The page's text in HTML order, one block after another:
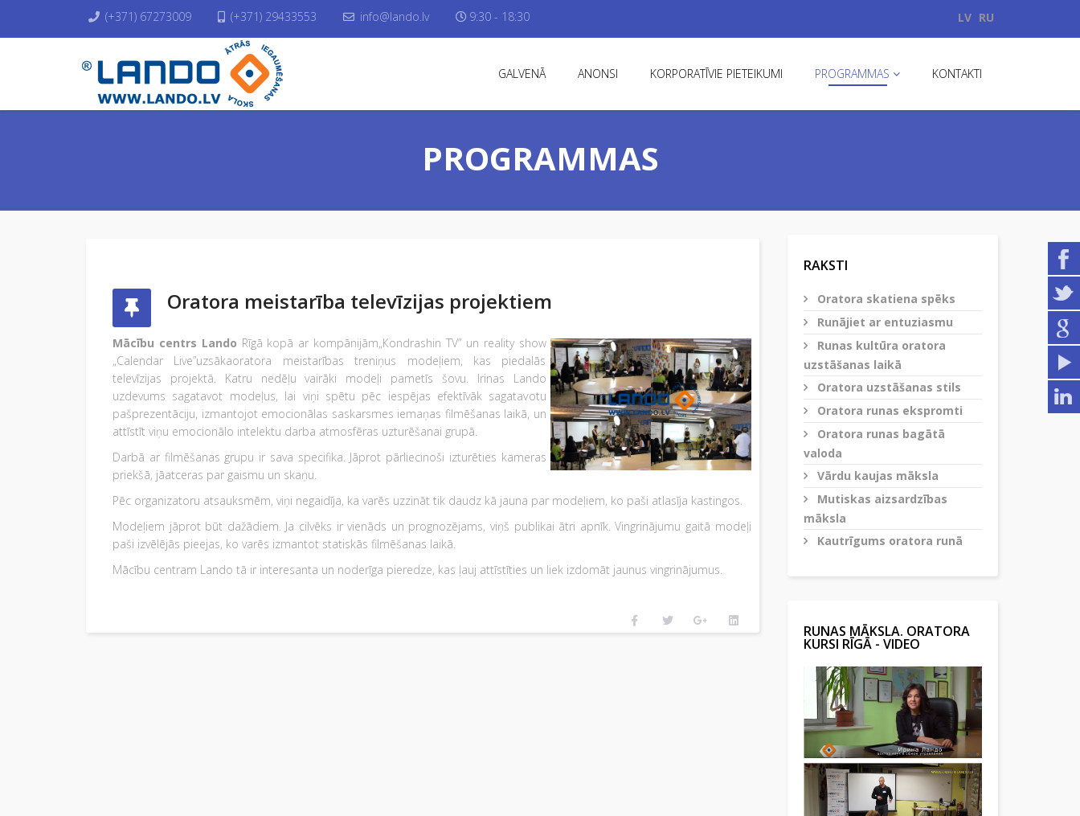
(+371) 67273009 (+371) 29433553 info@lando.lv 9:30 - 18:30 LV RU
GALVENĀ ANONSI KORPORATĪVIE PIETEIKUMI PROGRAMMAS KONTAKTI
PROGRAMMAS
Oratora meistarība televīzijas projektiem
Mācību centrs Lando Rīgā kopā ar kompānijām„Кondrashin TV” un reality show
„Calendar Live”uzsākaoratora meistarības treniņus modeļiem, kas piedalās
televīzijas projektā. Katru nedēļu vairāki modeļi pametīs šovu. Irinas Lando
uzdevums sagatavot modeļus, lai viņi spētu pēc iespējas efektīvāk sagatavotu
pašprezentāciju, izmantojot emocionālas saskarsmes iemaņas filmēšanas laikā, un
attīstīt viņu emocionālo intelektu darba atmosfēras uzturēšanai grupā.
Darbā ar filmēšanas grupu ir sava specifika. Jāprot pārliecinoši izturēties kameras
priekšā, jāatceras par gaismu un skaņu.
Pēc organizatoru atsauksmēm, viņi negaidīja, ka varēs uzzināt tik daudz kā jauna par modeļiem, ko paši atlasīja kastingos.
Modeļiem jāprot būt dažādiem. Ja cilvēks ir vienāds un prognozējams, viņš publikai ātri apnīk. Vingrinājumu gaitā modeļi
paši izvēlējās pieejas, ko varēs izmantot statiskās filmēšanas laikā.
Mācību centram Lando tā ir interesanta un noderīga pieredze, kas ļauj attīstīties un liek izdomāt jaunus vingrinājumus.
RAKSTI
Oratora skatiena spēks
Runājiet ar entuziasmu
Runas kultūra oratora
uzstāšanas laikā
Oratora uzstāšanas stils
Oratora runas ekspromti
Oratora runas bagātā
valoda
Vārdu kaujas māksla
Mutiskas aizsardzības
māksla
Kautrīgums oratora runā
RUNAS MĀKSLA. ORATORA
KURSI RĪGĀ - VIDEO